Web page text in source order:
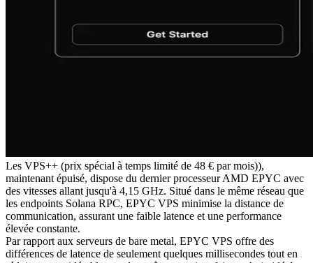
Les VPS++ (prix spécial à temps limité de 48 € par mois)),
maintenant épuisé, dispose du dernier processeur AMD EPYC avec
des vitesses allant jusqu'à 4,15 GHz. Situé dans le même réseau que
les endpoints Solana RPC, EPYC VPS minimise la distance de
communication, assurant une faible latence et une performance
élevée constante.
Par rapport aux serveurs de bare metal, EPYC VPS offre des
différences de latence de seulement quelques millisecondes tout en